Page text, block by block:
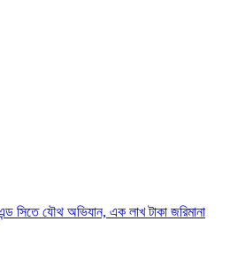
সিতে যৌথ অভিযান, এক লাখ টাকা জরিমানা